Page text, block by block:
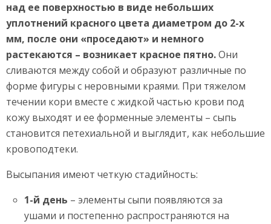
над ее поверхностью в виде небольших
уплотнений красного цвета диаметром до 2-х
мм, после они «проседают» и немного
растекаются – возникает красное пятно.Они
сливаются между собой и образуют различные по
форме фигуры с неровными краями. При тяжелом
течении кори вместе с жидкой частью крови под
кожу выходят и ее форменные элементы – сыпь
становится петехиальной и выглядит, как небольшие
кровоподтеки.
Высыпания имеют четкую стадийность:
1-й день – элементы сыпи появляются за
ушами и постепенно распространяются на